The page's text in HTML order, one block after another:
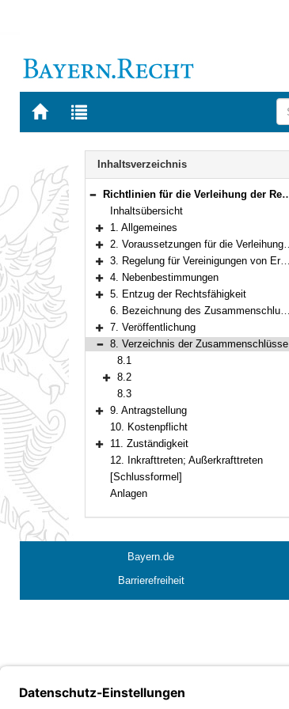
Zur
BAYERN.RECHT
Zur
letzten
Navigation
Inhaltsverzeichnis
Bereich reduzieren
Richtlinien für die Verleihung der Rechtsfähigkeit in der Rechtsform des wirtschaftlichen Vereins nach an Erzeugergemeinschaften und Vereinigungen von Erzeugergemeinschaften im Sinn des und an Forstbetriebsgemeinschaften und Forstwirtschaftliche Vereinigungen im Sinn des Bundeswaldgesetzes
Inhaltsübersicht
Bereich erweitern
1. Allgemeines
Bereich erweitern
2. Voraussetzungen für die Verleihung der Rechtsfähigkeit
Bereich erweitern
3. Regelung für Vereinigungen von Erzeugergemeinschaften
Bereich erweitern
4. Nebenbestimmungen
Bereich erweitern
5. Entzug der Rechtsfähigkeit
6. Bezeichnung des Zusammenschlusses
Bereich erweitern
7. Veröffentlichung
Bereich reduzieren
8. Verzeichnis der Zusammenschlüsse
8.1
Bereich erweitern
8.2
8.3
Bereich erweitern
9. Antragstellung
10. Kostenpflicht
Bereich erweitern
11. Zuständigkeit
12. Inkrafttreten; Außerkrafttreten
[Schlussformel]
Anlagen
Bayern.de
Barrierefreiheit